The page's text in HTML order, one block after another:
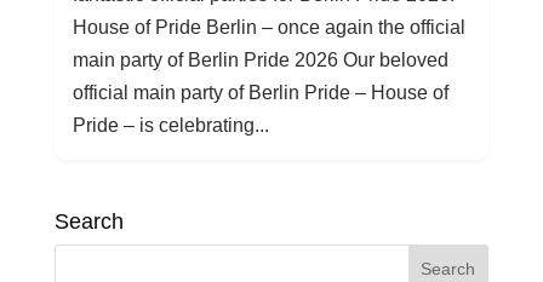
House of Pride Berlin – once again the official
main party of Berlin Pride 2026 Our beloved
official main party of Berlin Pride – House of
Pride – is celebrating...
Search